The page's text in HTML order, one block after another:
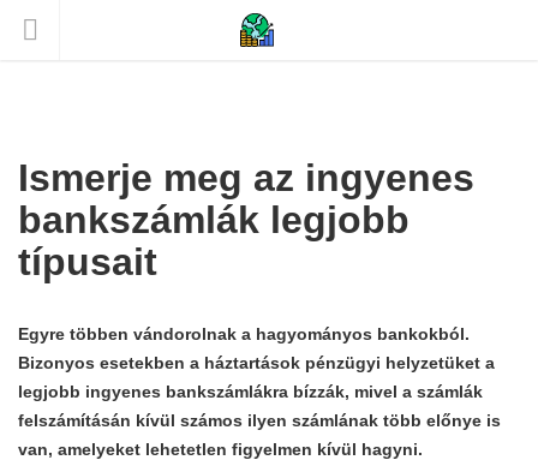
Ismerje meg az ingyenes
bankszámlák legjobb
típusait
Egyre többen vándorolnak a hagyományos bankokból.
Bizonyos esetekben a háztartások pénzügyi helyzetüket a
legjobb ingyenes bankszámlákra bízzák, mivel a számlák
felszámításán kívül számos ilyen számlának több előnye is
van, amelyeket lehetetlen figyelmen kívül hagyni.